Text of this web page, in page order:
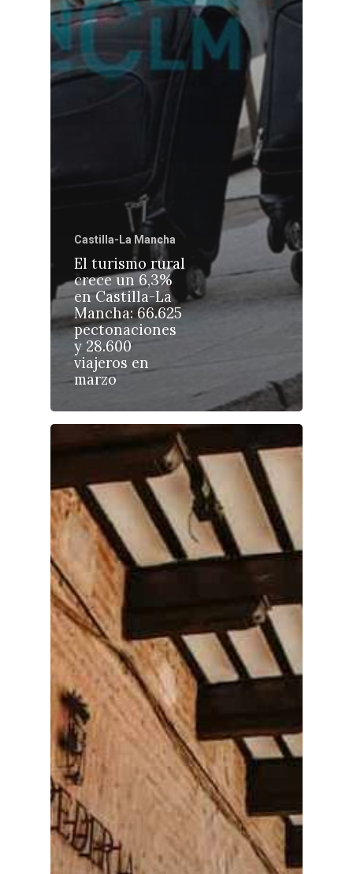
Castilla-La Mancha
El turismo rural
crece un 6,3%
en Castilla-La
Mancha: 66.625
pectonaciones
y 28.600
viajeros en
marzo
Castilla-La
Guadalajara
Talavera
Sanidad
Cultura
Deportes
Sucesos
Medio Ambiente
Planeta Rural
Especiales
Política
Galerías